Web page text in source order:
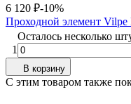
6 120 ₽-10%
Проходной элемент
Осталось несколько
1
В корзину
C этим товаром также